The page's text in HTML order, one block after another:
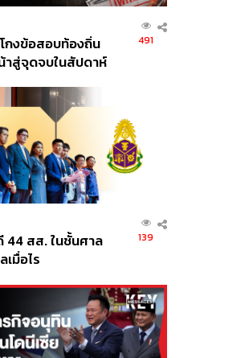
กงข้อสอบท้องถิ่น
าสู่จุดจบในสัปดาห์
491
44 สส. ในชั้นศาล
เมื่อไร
139